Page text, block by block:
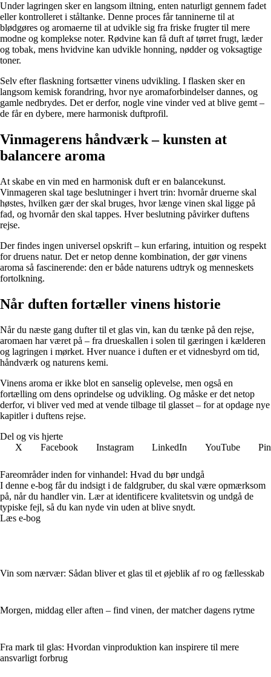
Under lagringen sker en langsom iltning, enten naturligt gennem fadet
eller kontrolleret i ståltanke. Denne proces får tanninerne til at
blødgøres og aromaerne til at udvikle sig fra friske frugter til mere
modne og komplekse noter. Rødvine kan få duft af tørret frugt, læder
og tobak, mens hvidvine kan udvikle honning, nødder og voksagtige
toner.
Selv efter flaskning fortsætter vinens udvikling. I flasken sker en
langsom kemisk forandring, hvor nye aromaforbindelser dannes, og
gamle nedbrydes. Det er derfor, nogle vine vinder ved at blive gemt –
de får en dybere, mere harmonisk duftprofil.
Vinmagerens håndværk – kunsten at
balancere aroma
At skabe en vin med en harmonisk duft er en balancekunst.
Vinmageren skal tage beslutninger i hvert trin: hvornår druerne skal
høstes, hvilken gær der skal bruges, hvor længe vinen skal ligge på
fad, og hvornår den skal tappes. Hver beslutning påvirker duftens
rejse.
Der findes ingen universel opskrift – kun erfaring, intuition og respekt
for druens natur. Det er netop denne kombination, der gør vinens
aroma så fascinerende: den er både naturens udtryk og menneskets
fortolkning.
Når duften fortæller vinens historie
Når du næste gang dufter til et glas vin, kan du tænke på den rejse,
aromaen har været på – fra drueskallen i solen til gæringen i kælderen
og lagringen i mørket. Hver nuance i duften er et vidnesbyrd om tid,
håndværk og naturens kemi.
Vinens aroma er ikke blot en sanselig oplevelse, men også en
fortælling om dens oprindelse og udvikling. Og måske er det netop
derfor, vi bliver ved med at vende tilbage til glasset – for at opdage nye
kapitler i duftens rejse.
Del og vis hjerte
X
Facebook Instagram LinkedIn YouTube
Fareområder inden for vinhandel: Hvad du bør undgå
I denne e-bog får du indsigt i de faldgruber, du skal være opmærksom
på, når du handler vin. Lær at identificere kvalitetsvin og undgå de
typiske fejl, så du kan nyde vin uden at blive snydt.
Læs e-bog
Vin som nærvær: Sådan bliver et glas til et øjeblik af ro og fællesskab
Morgen, middag eller aften – find vinen, der matcher dagens rytme
Fra mark til glas: Hvordan vinproduktion kan inspirere til mere
ansvarligt forbrug